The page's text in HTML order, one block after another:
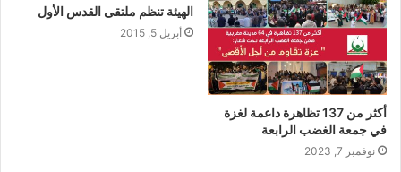
أكثر من 137 تظاهرة داعمة لغزة
في جمعة الغضب الرابعة
نوفمبر 7, 2023
الهيئة تنظم ملتقى القدس الأول
أبريل 5, 2015